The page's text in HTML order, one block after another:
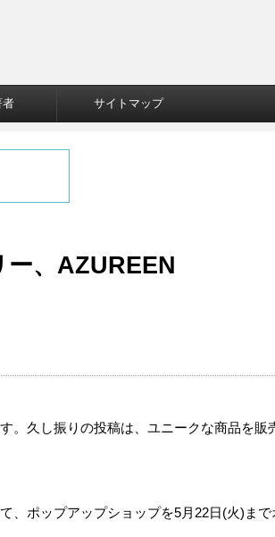
者 サイトマップ
、AZUREEN
久し振りの投稿は、ユニークな商品を販
ポップアップショップを5月22日(火)まで